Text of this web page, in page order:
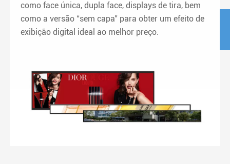
como face única, dupla face, displays de tira, bem
como a versão “sem capa” para obter um efeito de
exibição digital ideal ao melhor preço.